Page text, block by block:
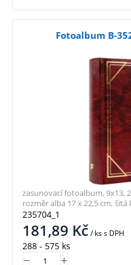
Fotoalbum B-
235704_1
181,89 Kč/ kss DPH
288 - 575 ks
zasunovací fotoalbum, 9x13,
rozměr alba 17 x 22,5 cm, šitá